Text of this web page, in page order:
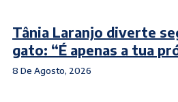
Tânia Laranjo diverte
gato: “É apenas a tua
8 De Agosto, 2026